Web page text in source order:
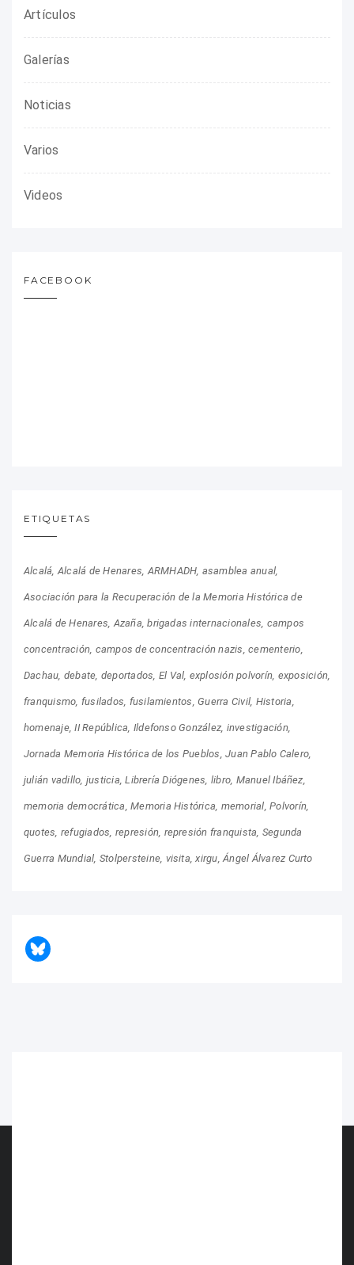
Artículos
Galerías
Noticias
Varios
Videos
FACEBOOK
ETIQUETAS
Alcalá Alcalá de Henares ARMHADH asamblea anual
Asociación para la Recuperación de la Memoria Histórica de
Alcalá de Henares Azaña brigadas internacionales campos
concentración campos de concentración nazis cementerio
Dachau debate deportados El Val explosión polvorín exposición
franquismo fusilados fusilamientos Guerra Civil Historia
homenaje II República Ildefonso González investigación
Jornada Memoria Histórica de los Pueblos Juan Pablo Calero
julián vadillo justicia Librería Diógenes libro Manuel Ibáñez
memoria democrática Memoria Histórica memorial Polvorín
quotes refugiados represión represión franquista Segunda
Guerra Mundial Stolpersteine visita xirgu Ángel Álvarez Curto